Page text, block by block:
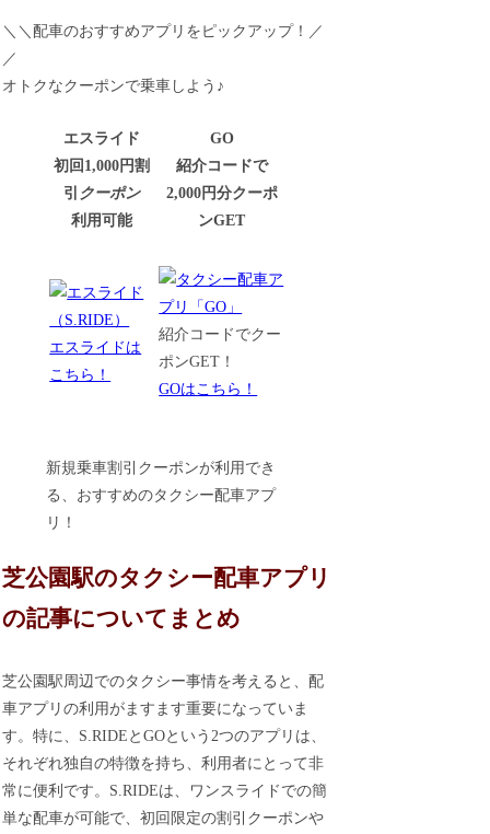
＼＼配車のおすすめアプリをピックアップ！／
／
オトクなクーポンで乗車しよう♪
エスライド
初回1,000円割
引 クーポン
利用可能
GO
紹介コードで
2,000円分クーポ
ンGET
エスライドは
こちら！
紹介コードでクー
ポンGET！
GOはこちら！
新規乗車割引クーポンが利用でき
る、おすすめのタクシー配車アプ
リ！
芝公園駅のタクシー配車アプリ
の記事についてまとめ
芝公園駅周辺でのタクシー事情を考えると、配
車アプリの利用がますます重要になっていま
す。特に、S.RIDEとGOという2つのアプリは、
それぞれ独自の特徴を持ち、利用者にとって非
常に便利です。S.RIDEは、ワンスライドでの簡
単な配車が可能で、初回限定の割引クーポンや